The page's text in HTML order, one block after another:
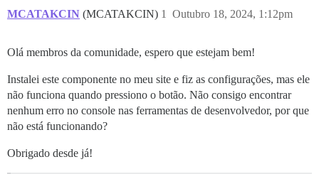
MCATAKCIN (MCATAKCIN) Outubro 18, 2024, 1:12pm
1
Olá membros da comunidade, espero que estejam bem!
Instalei este componente no meu site e fiz as configurações, mas ele
não funciona quando pressiono o botão. Não consigo encontrar
nenhum erro no console nas ferramentas de desenvolvedor, por que
não está funcionando?
Obrigado desde já!